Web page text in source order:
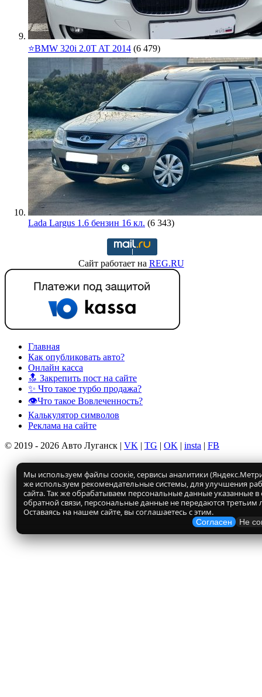
⭐️BMW 320i 2.0T AT 2014 (6 479)
Lada Largus 1.6 бензин 16 кл. (6 343)
Сайт работает на REG.RU
Главная
Как опубликовать авто?
Онлайн касса
🔝 Закрепить пост на сайте
✨ Что такое турбо продажа?
👁️Что такое Вовлеченность?
Калькулятор символов
Реклама на сайте
© 2019 - 2026 Авто Луганск | VK TG OK insta FB
Мы используем файлы соокіе, сервисы аналитики
же используем рекомендательные системы, для улучшения
сайта. Так же обрабатываем персональные данные указанные
обратной связи, персональные данные не передаются третьим
Оставаясь на нашем сайте, вы соглашаетесь с этим.
Согласен Не